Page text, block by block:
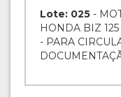
Lote: 025 -
HONDA BIZ
- PARA